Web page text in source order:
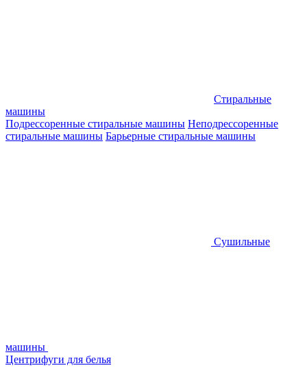
Стиральные
машины
Подрессоренные стиральные машины Неподрессоренные
стиральные машины Барьерные стиральные машины
Сушильные
машины
Центрифуги для белья